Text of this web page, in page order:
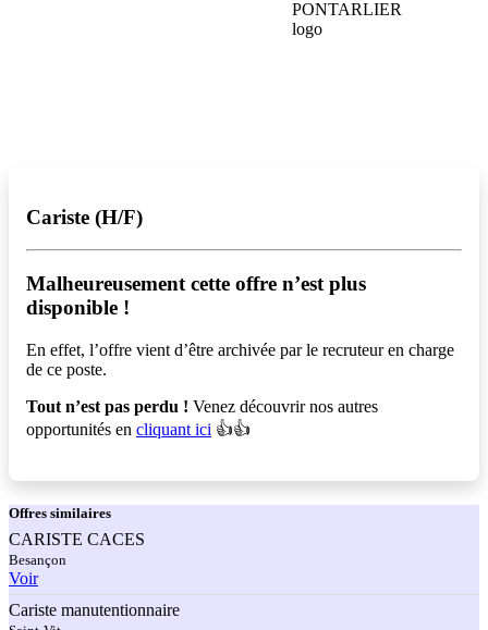
Cariste (H/F)
Malheureusement cette offre n’est plus
disponible !️
En effet, l’offre vient d’être archivée par le recruteur en charge
de ce poste.
Tout n’est pas perdu ! Venez découvrir nos autres
opportunités en cliquant ici 👍👍
Offres similaires
CARISTE CACES
Besançon
Voir
Cariste manutentionnaire